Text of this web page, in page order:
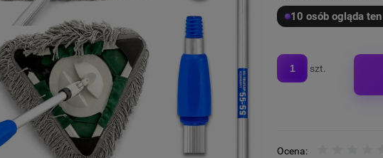
10 osób ogląda
szt.
Ocena: